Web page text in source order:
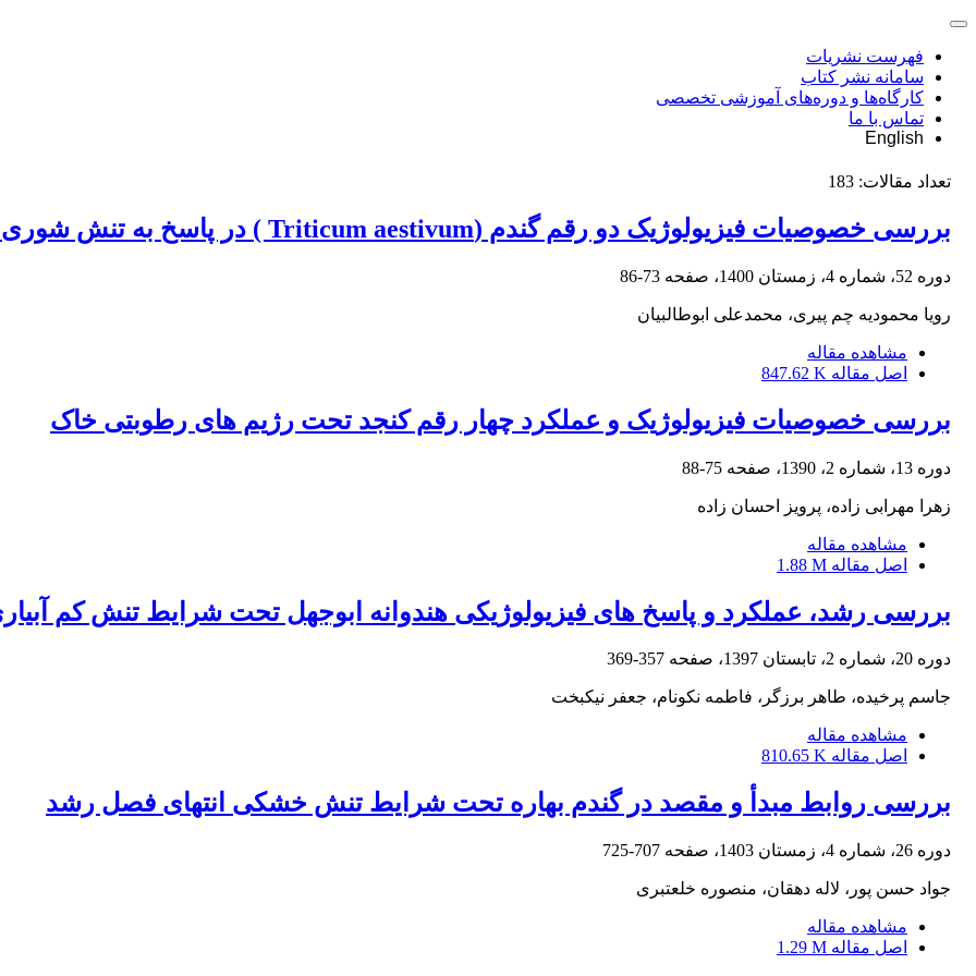
فهرست نشریات
سامانه نشر کتاب
کارگاه‌ها و دوره‌های آموزشی تخصصی
تماس با ما
English
تعداد مقالات: 183
بررسی خصوصیات فیزیولوژیک دو رقم گندم (Triticum aestivum ) در پاسخ به تنش شوری و مایکوریزا
دوره 52، شماره 4، زمستان 1400، صفحه 73-86
رویا محمودیه چم پیری، محمدعلی ابوطالبیان
مشاهده مقاله
اصل مقاله 847.62 K
بررسی خصوصیات فیزیولوژیک و عملکرد چهار رقم کنجد تحت رژیم های رطوبتی خاک
دوره 13، شماره 2، 1390، صفحه 75-88
زهرا مهرابی زاده، پرویز احسان زاده
مشاهده مقاله
اصل مقاله 1.88 M
بررسی رشد، عملکرد و پاسخ های فیزیولوژیکی هندوانه ابوجهل تحت شرایط تنش کم
دوره 20، شماره 2، تابستان 1397، صفحه 357-369
جاسم پرخیده، طاهر برزگر، فاطمه نکونام، جعفر نیکبخت
مشاهده مقاله
اصل مقاله 810.65 K
بررسی روابط مبدأ و مقصد در گندم بهاره تحت شرایط تنش خشکی انتهای فصل رشد
دوره 26، شماره 4، زمستان 1403، صفحه 707-725
جواد حسن پور، لاله دهقان، منصوره خلعتبری
مشاهده مقاله
اصل مقاله 1.29 M